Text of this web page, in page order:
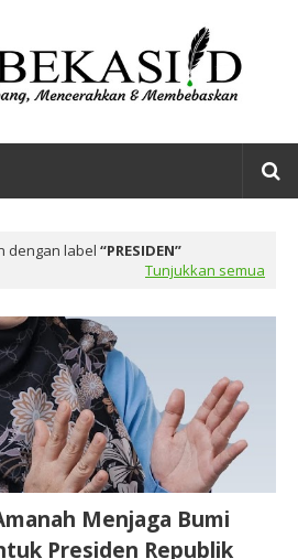
dengan label
PRESIDEN
Tunjukkan semua
Menjaga Bumi
Presiden Republik